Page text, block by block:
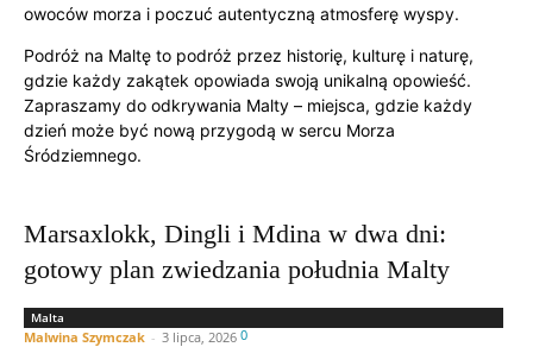
owoców morza i poczuć autentyczną atmosferę wyspy.
Podróż na Maltę to podróż przez historię, kulturę i naturę,
gdzie każdy zakątek opowiada swoją unikalną opowieść.
Zapraszamy do odkrywania Malty – miejsca, gdzie każdy
dzień może być nową przygodą w sercu Morza
Śródziemnego.
Marsaxlokk, Dingli i Mdina w dwa dni:
gotowy plan zwiedzania południa Malty
Malta
Malwina Szymczak - 3 lipca, 2026 0